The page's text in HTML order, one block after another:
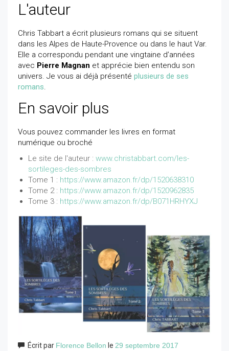
L'auteur
Chris Tabbart a écrit plusieurs romans qui se situent
dans les Alpes de Haute-Provence ou dans le haut Var.
Elle a correspondu pendant une vingtaine d’années
avec Pierre Magnan et apprécie bien entendu son
univers. Je vous ai déjà présenté plusieurs de ses
romans.
En savoir plus
Vous pouvez commander les livres en format
numérique ou broché
Le site de l'auteur : www.christabbart.com/les-
sortileges-des-sombres
Tome 1 : https://www.amazon.fr/dp/1520638310
Tome 2 : https://www.amazon.fr/dp/1520962835
Tome 3 : https://www.amazon.fr/dp/B071HRHYXJ
Écrit par Florence Bellon le 29 septembre 2017